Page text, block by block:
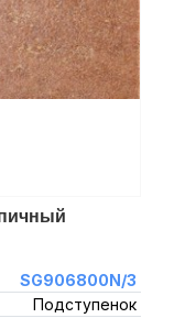
SG906800N/3
Подступенок